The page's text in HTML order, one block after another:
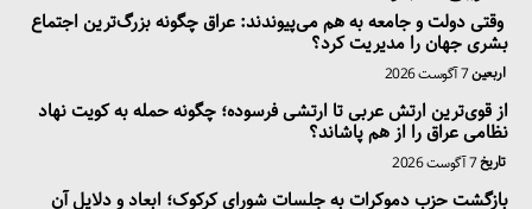
وقتی دولت و جامعه به هم می‌پیوندند: عراق چگونه بزرگ‌ترین اجتماع
بشری جهان را مدیریت کرد؟
اربعین7 آگوست 2026
از قوی‌ترین ارتش عربی تا ارتشی فرسوده؛ چگونه حمله به کویت نهاد
نظامی عراق را از هم پاشاند؟
تاریخ7 آگوست 2026
بازگشت حزب دموکرات به جلسات شورای کرکوک؛ ابعاد و دلایل آن